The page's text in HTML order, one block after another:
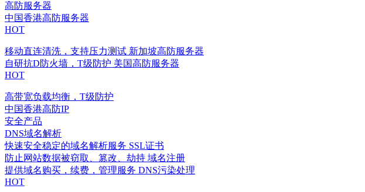
高防服务器
中国香港高防服务器
HOT
移动直连清洗，支持压力测试 新加坡高防服务器
自研抗D防火墙，T级防护 美国高防服务器
HOT
高带宽负载均衡，T级防护
中国香港高防IP
安全产品
DNS域名解析
快速安全稳定的域名解析服务 SSL证书
防止网站数据被窃取、篡改、劫持 域名注册
提供域名购买，续费，管理服务 DNS污染处理
HOT